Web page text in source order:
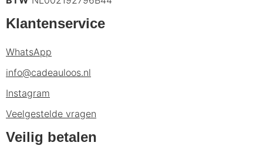
Klantenservice
WhatsApp
info@cadeauloos.nl
Instagram
Veelgestelde vragen
Veilig betalen